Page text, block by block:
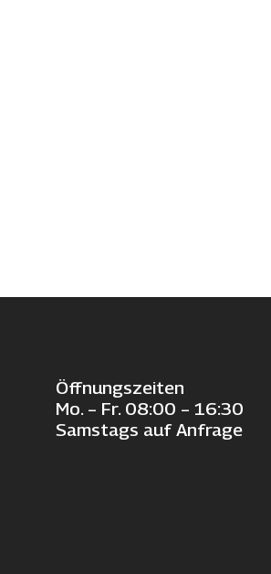
Öffnungszeiten
Mo. – Fr. 08:00 – 16:30
Samstags auf Anfrage